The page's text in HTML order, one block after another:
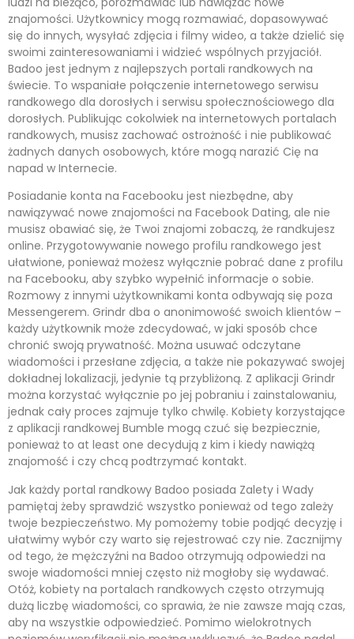
znajomości. Użytkownicy mogą rozmawiać, dopasowywać
się do innych, wysyłać zdjęcia i filmy wideo, a także dzielić się
swoimi zainteresowaniami i widzieć wspólnych przyjaciół.
Badoo jest jednym z najlepszych portali randkowych na
świecie. To wspaniałe połączenie internetowego serwisu
randkowego dla dorosłych i serwisu społecznościowego dla
dorosłych. Publikując cokolwiek na internetowych portalach
randkowych, musisz zachować ostrożność i nie publikować
żadnych danych osobowych, które mogą narazić Cię na
napad w Internecie.
Posiadanie konta na Facebooku jest niezbędne, aby
nawiązywać nowe znajomości na Facebook Dating, ale nie
musisz obawiać się, że Twoi znajomi zobaczą, że randkujesz
online. Przygotowywanie nowego profilu randkowego jest
ułatwione, ponieważ możesz wyłącznie pobrać dane z profilu
na Facebooku, aby szybko wypełnić informacje o sobie.
Rozmowy z innymi użytkownikami konta odbywają się poza
Messengerem. Grindr dba o anonimowość swoich klientów –
każdy użytkownik może zdecydować, w jaki sposób chce
chronić swoją prywatność. Można usuwać odczytane
wiadomości i przesłane zdjęcia, a także nie pokazywać swojej
dokładnej lokalizacji, jedynie tą przybliżoną. Z aplikacji Grindr
można korzystać wyłącznie po jej pobraniu i zainstalowaniu,
jednak cały proces zajmuje tylko chwilę. Kobiety korzystające
z aplikacji randkowej Bumble mogą czuć się bezpiecznie,
ponieważ to at least one decydują z kim i kiedy nawiążą
znajomość i czy chcą podtrzymać kontakt.
Jak każdy portal randkowy Badoo posiada Zalety i Wady
pamiętaj żeby sprawdzić wszystko ponieważ od tego zależy
twoje bezpieczeństwo. My pomożemy tobie podjąć decyzję i
ułatwimy wybór czy warto się rejestrować czy nie. Zacznijmy
od tego, że mężczyźni na Badoo otrzymują odpowiedzi na
swoje wiadomości mniej często niż mogłoby się wydawać.
Otóż, kobiety na portalach randkowych często otrzymują
dużą liczbę wiadomości, co sprawia, że nie zawsze mają czas,
aby na wszystkie odpowiedzieć. Pomimo wielokrotnych